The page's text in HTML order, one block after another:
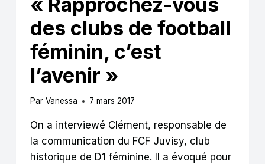
des clubs de football
féminin, c’est
l’avenir »
Par Vanessa 7 mars 2017
On a interviewé Clément, responsable de
la communication du FCF Juvisy, club
historique de D1 féminine. Il a évoqué pour